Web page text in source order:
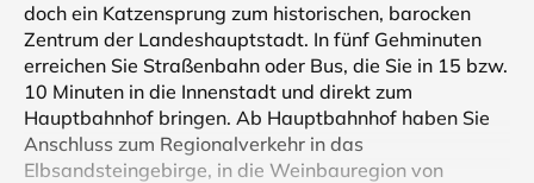
doch ein Katzensprung zum historischen, barocken
Zentrum der Landeshauptstadt. In fünf Gehminuten
erreichen Sie Straßenbahn oder Bus, die Sie in 15 bzw.
10 Minuten in die Innenstadt und direkt zum
Hauptbahnhof bringen. Ab Hauptbahnhof haben Sie
Anschluss zum Regionalverkehr in das
Elbsandsteingebirge, in die Weinbauregion von